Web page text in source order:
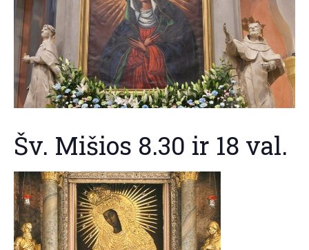
Šv. Mišios 8.30 ir 18 val.